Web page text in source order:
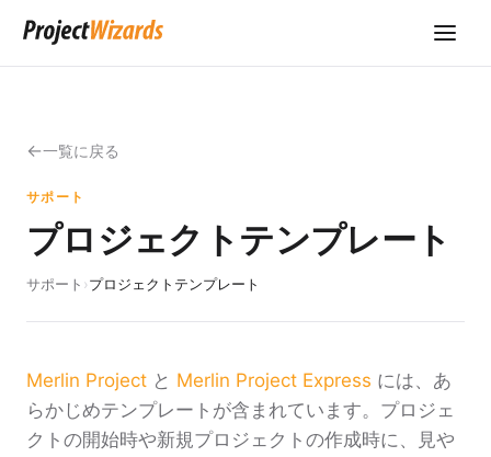
一覧に戻る
サポート
プロジェクトテンプレート
サポート ›プロジェクトテンプレート
Merlin Project と Merlin Project Express には、あ
らかじめテンプレートが含まれています。プロジェ
クトの開始時や新規プロジェクトの作成時に、見や